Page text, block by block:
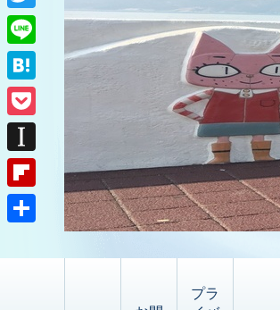
プラ
a
c
e
b
o
o
k
T
w
i
e
r
L
i
n
H
a
t
e
n
P
o
c
k
I
n
s
F
i